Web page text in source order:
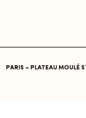
PARIS – PLATEAU MOULÉ